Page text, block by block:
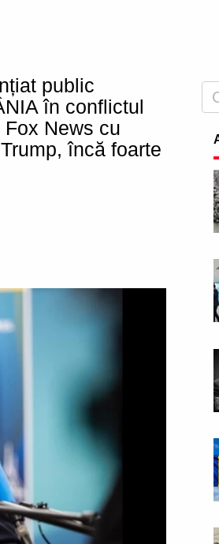
public
în conflictul
News cu
încă foarte